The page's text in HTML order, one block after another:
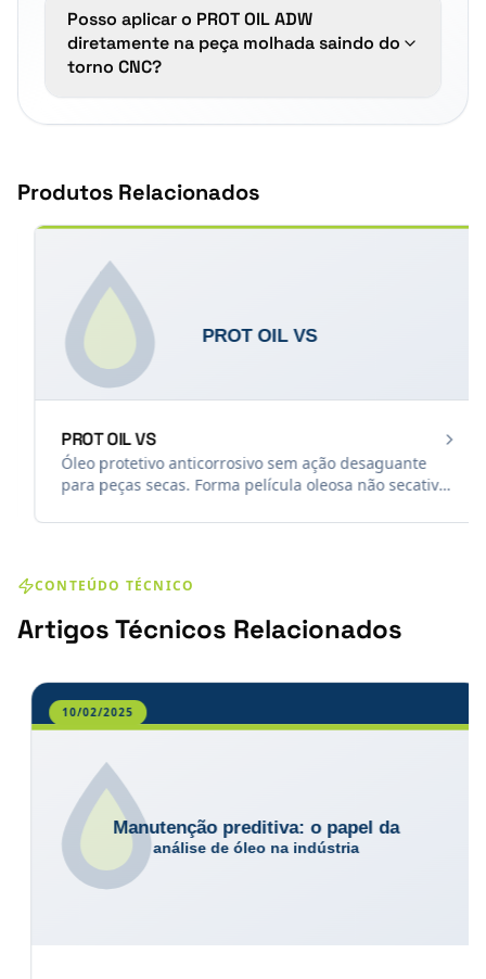
Posso aplicar o PROT OIL ADW
diretamente na peça molhada saindo do
torno CNC?
Produtos Relacionados
PROT OIL VS
Óleo protetivo anticorrosivo sem ação desaguante
para peças secas. Forma película oleosa não secativa
Validado em Salt Spray (ASTM B 117): 24 a 48 horas.
CONTEÚDO TÉCNICO
Artigos Técnicos Relacionados
10/02/2025